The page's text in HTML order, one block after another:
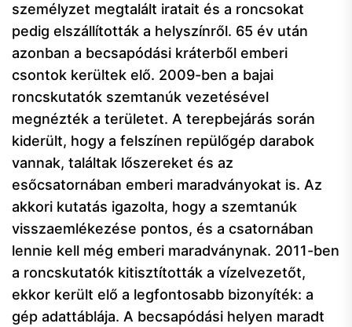
személyzet megtalált iratait és a roncsokat
pedig elszállították a helyszínről. 65 év után
azonban a becsapódási kráterből emberi
csontok kerültek elő. 2009-ben a bajai
roncskutatók szemtanúk vezetésével
megnézték a területet. A terepbejárás során
kiderült, hogy a felszínen repülőgép darabok
vannak, találtak lőszereket és az
esőcsatornában emberi maradványokat is. Az
akkori kutatás igazolta, hogy a szemtanúk
visszaemlékezése pontos, és a csatornában
lennie kell még emberi maradványnak. 2011-ben
a roncskutatók kitisztították a vízelvezetőt,
ekkor került elő a legfontosabb bizonyíték: a
gép adattáblája. A becsapódási helyen maradt